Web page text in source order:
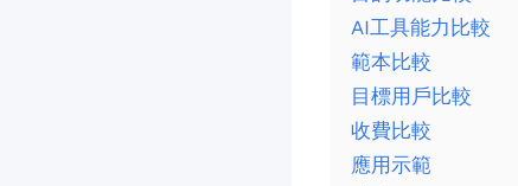
AI工具能力比較
範本比較
目標用戶比較
收費比較
應用示範